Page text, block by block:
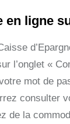
ligne
l’onglet «
mot de
consulter
de la